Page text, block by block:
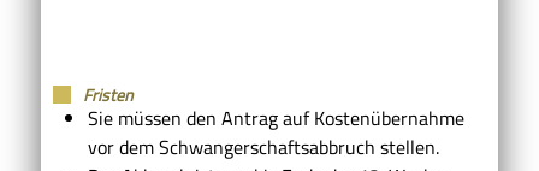
Fristen
Sie müssen den Antrag auf Kostenübernahme
vor dem Schwangerschaftsabbruch stellen.